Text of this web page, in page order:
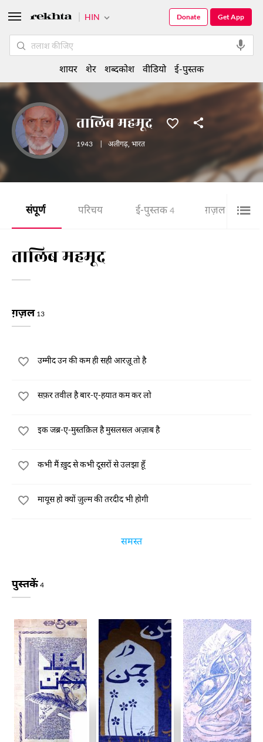
तालिब महमूद
1943 अलीगढ़, भारत
संपूर्ण परिचय ई-पुस्तक 4 ग़ज़ल
तालिब महमूद
ग़ज़ल 13
उम्मीद उन की कम ही सही आरज़ू तो है
सफ़र तवील है बार-ए-हयात कम कर लो
इक जब्र-ए-मुस्तक़िल है मुसलसल अज़ाब है
कभी मैं ख़ुद से कभी दूसरों से उलझा हूँ
मायूस हो क्यों ज़ुल्म की तरदीद भी होगी
समस्त
पुस्तकें 4
HIN Get App
Donate
शायर शेर शब्दकोश वीडियो ई-पुस्तक